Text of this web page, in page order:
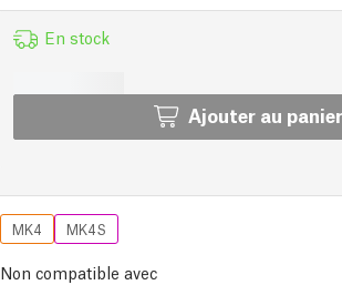
En stock
Ajouter au panier
MK4 MK4S
Non compatible avec